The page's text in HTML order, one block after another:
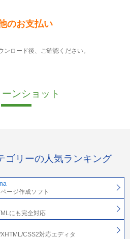
のお支払い
ロード後、ご確認ください。
ーンショット
ゴリーの人気ランキング
ージ作成ソフト
にも完全対応
CSS2対応エディタ